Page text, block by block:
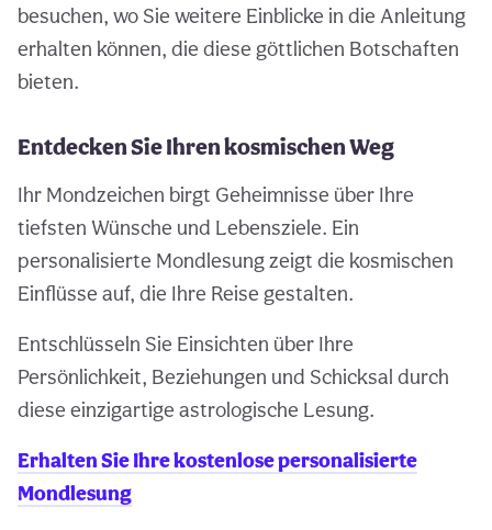
besuchen, wo Sie weitere Einblicke in die Anleitung
erhalten können, die diese göttlichen Botschaften
bieten.
Entdecken Sie Ihren kosmischen Weg
Ihr Mondzeichen birgt Geheimnisse über Ihre
tiefsten Wünsche und Lebensziele. Ein
personalisierte Mondlesung zeigt die kosmischen
Einflüsse auf, die Ihre Reise gestalten.
Entschlüsseln Sie Einsichten über Ihre
Persönlichkeit, Beziehungen und Schicksal durch
diese einzigartige astrologische Lesung.
Erhalten Sie Ihre kostenlose personalisierte
Mondlesung